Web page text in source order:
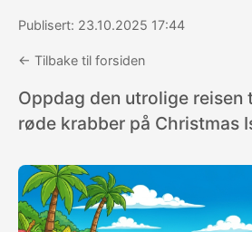
Publisert: 23.10.2025 17:44
← Tilbake til forsiden
Oppdag den utrolige reisen
røde krabber på Christmas